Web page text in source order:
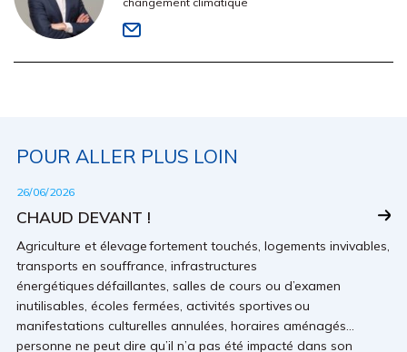
POUR ALLER PLUS LOIN
26/06/2026
CHAUD DEVANT !
Agriculture et élevage fortement touchés, logements invivables,
transports en souffrance, infrastructures
énergétiques défaillantes, salles de cours ou d’examen
inutilisables, écoles fermées, activités sportives ou
manifestations culturelles annulées, horaires aménagés…
personne ne peut dire qu’il n’a pas été impacté dans son